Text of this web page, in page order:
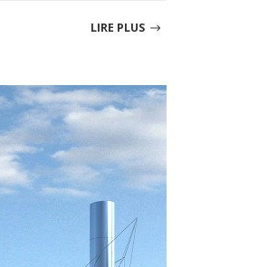
LIRE PLUS